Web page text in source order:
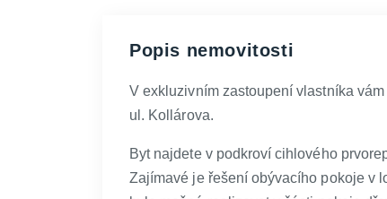
Popis nemovitosti
V exkluzivním zastoupení vlastníka
ul. Kollárova.
Byt najdete v podkroví cihlového
Zajímavé je řešení obývacího pokoje v